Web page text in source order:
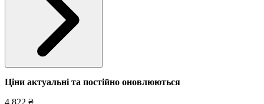
Ціни актуальні та постійно оновлюються
4 822 ₴